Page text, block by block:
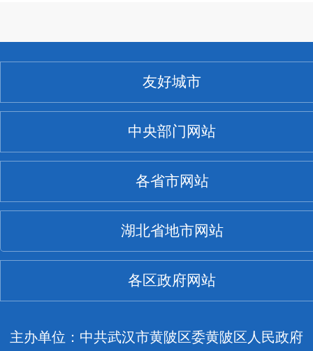
友好城市
中央部门网站
各省市网站
湖北省地市网站
各区政府网站
主办单位：中共武汉市黄陂区委黄陂区人民政府